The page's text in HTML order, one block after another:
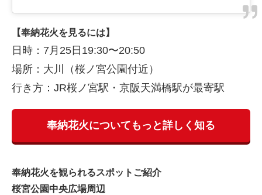
【奉納花火を見るには】
日時：7月25日19:30〜20:50
場所：大川（桜ノ宮公園付近）
行き方：JR桜ノ宮駅・京阪天満橋駅が最寄駅
奉納花火についてもっと詳しく知る
奉納花火を観られるスポットご紹介
桜宮公園中央広場周辺